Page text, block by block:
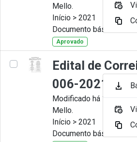
Mello.
Início > 2021
Documento básico
Aprovado
Edital de
006-2021
Modificado há 11 Meses
Mello.
Início > 2021
Documento básico